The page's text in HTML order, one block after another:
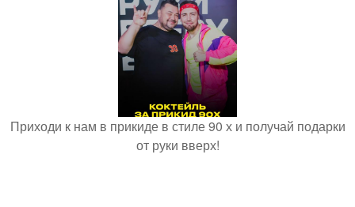
Приходи к нам в прикиде в стиле 90 х и получай подарки
от руки вверх!